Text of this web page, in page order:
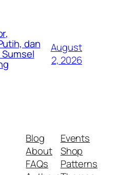
dan
Sumsel
August
2, 2026
Blog
About
FAQs
Events
Shop
Patterns